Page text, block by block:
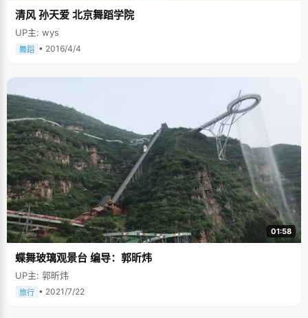
清风 孙天爱 北京舞蹈学院
UP主: wys
舞蹈 • 2016/4/4
01:58
蝶舞玻璃观景台 编导：郭昕炜
UP主: 郭昕炜
旅行 • 2021/7/22